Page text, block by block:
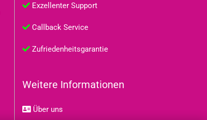
Exzellenter Support
Callback Service
Zufriedenheitsgarantie
Weitere Informationen
Über uns